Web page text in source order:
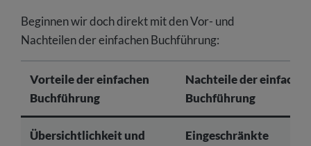
Beginnen wir doch direkt mit den Vor- und
Nachteilen der einfachen Buchführung:
Vorteile der einfachen
Buchführung
Nachteile der
Buchführung
Übersichtlichkeit und
Eingeschränkte